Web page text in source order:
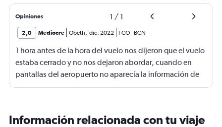
Opiniones 1 / 1
2,0 Mediocre Obeth, dic. 2022 FCO- BCN
1 hora antes de la hora del vuelo nos dijeron que el vuelo
estaba cerrado y no nos dejaron abordar, cuando en
pantallas del aeropuerto no aparecía la información de
que se encontraban abordando, un robó total, re
Información relacionada con tu viaje